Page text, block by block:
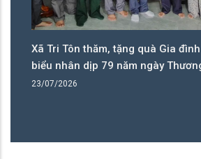
Xã Tri Tôn thăm, tặng quà Gia
biểu nhân dịp 79 năm ngày
23/07/2026